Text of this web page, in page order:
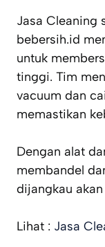
Jasa Cleaning
bebersih.id
untuk
tinggi. Tim
vacuum dan
memastikan
Dengan alat
membandel
dijangkau
Lihat : Jasa